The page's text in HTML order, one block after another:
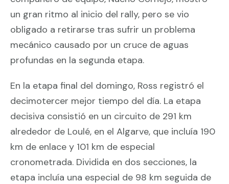
un gran ritmo al inicio del rally, pero se vio
obligado a retirarse tras sufrir un problema
mecánico causado por un cruce de aguas
profundas en la segunda etapa.
En la etapa final del domingo, Ross registró el
decimotercer mejor tiempo del día. La etapa
decisiva consistió en un circuito de 291 km
alrededor de Loulé, en el Algarve, que incluía 190
km de enlace y 101 km de especial
cronometrada. Dividida en dos secciones, la
etapa incluía una especial de 98 km seguida de